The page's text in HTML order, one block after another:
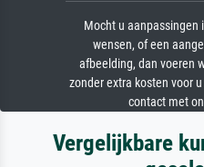
Mocht u aanpassingen
wensen, of een
afbeelding, dan voeren
zonder extra kosten voor
contact met
Vergelijkbare